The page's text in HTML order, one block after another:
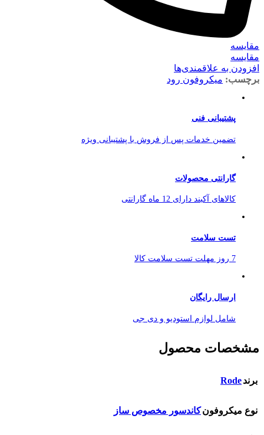
مقایسه
مقایسه
افزودن به علاقمندی‌ها
برچسب: میکروفون رود
پشتیبانی فنی
تضمین خدمات پس از فروش با پشتیبانی ویژه
گارانتی محصولات
کالاهای آکبند دارای 12 ماه گارانتی
تست سلامت
7 روز مهلت تست سلامت کالا
ارسال رایگان
شامل لوازم استودیو و دی جی
مشخصات محصول
برندRode
نوع میکروفونکاندسور مخصوص ساز